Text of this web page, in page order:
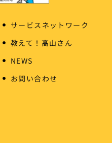
サービスネットワーク
教えて！髙山さん
NEWS
お問い合わせ